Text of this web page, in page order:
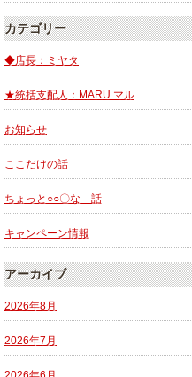
カテゴリー
◆店長：ミヤタ
★統括支配人：MARU マル
お知らせ
ここだけの話
ちょっと○○〇な 話
キャンペーン情報
アーカイブ
2026年8月
2026年7月